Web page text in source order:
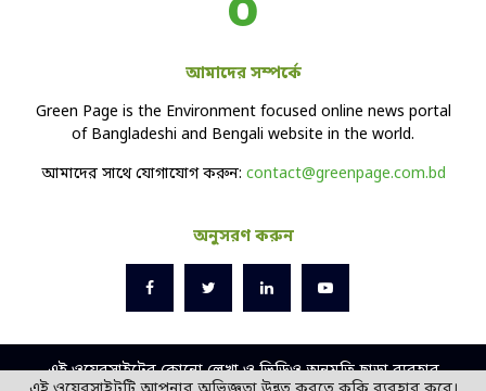
আমাদের সম্পর্কে
Green Page is the Environment focused online news portal
of Bangladeshi and Bengali website in the world.
আমাদের সাথে যোগাযোগ করুন: contact@greenpage.com.bd
অনুসরণ করুন
এই ওয়েবসাইটের কোনো লেখা ও ভিডিও অনুমতি ছাড়া ব্যবহার